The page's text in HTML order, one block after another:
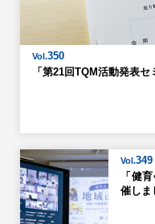
Vol.350
「第21回TQM活動発表
Vol.349
「健
催しま